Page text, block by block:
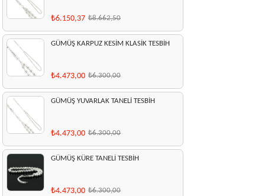
₺6.150,37 ₺8.662,50
GÜMÜŞ KARPUZ KESİM KLASİK TESBİH
₺4.473,00 ₺6.300,00
GÜMÜŞ YUVARLAK TANELİ TESBİH
₺4.473,00 ₺6.300,00
GÜMÜŞ KÜRE TANELİ TESBİH
₺4.473,00 ₺6.300,00